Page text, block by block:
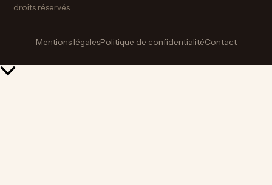
droits réservés.
Mentions légalesPolitique de confidentialitéContact
Retour